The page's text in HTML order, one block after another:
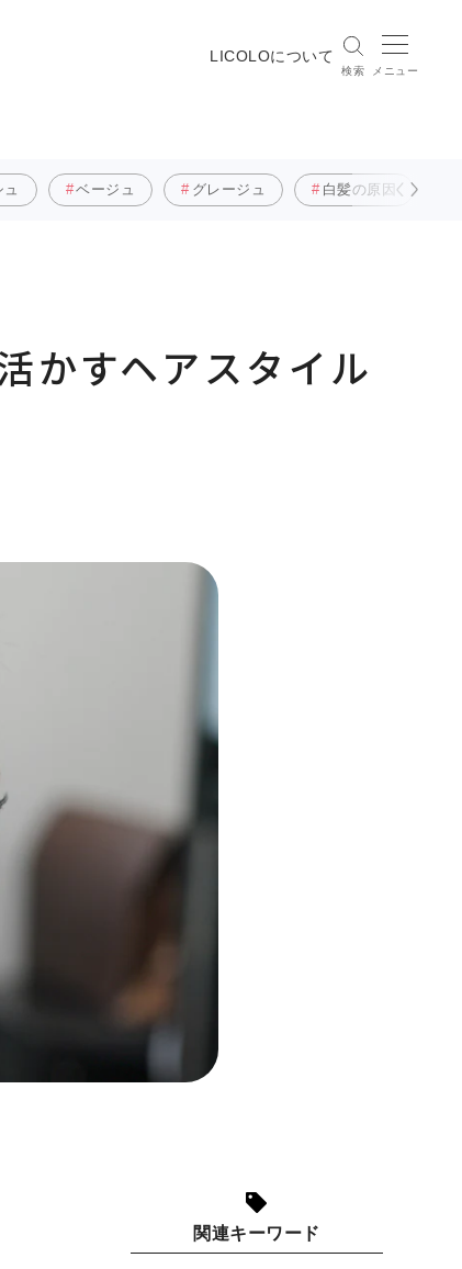
LICOLOについて
検索 メニュー
ュ ベージュ グレージュ 白髪の原因
かすヘアスタイル
関連キーワード